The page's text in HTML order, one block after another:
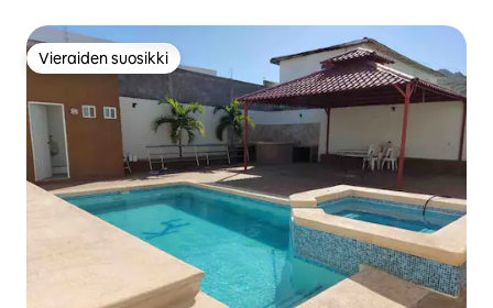
Vieraiden suosikki
Vieraiden suosikki